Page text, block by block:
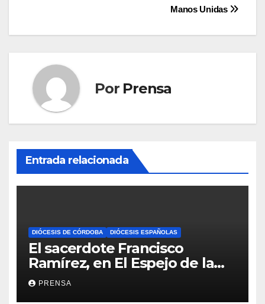
entradas
Manos Unidas
Por Prensa
Entrada relacionada
DIÓCESIS DE CÓRDOBA DIÓCESIS ESPAÑOLAS
El sacerdote Francisco
Ramírez, en El Espejo de la
Iglesia
PRENSA